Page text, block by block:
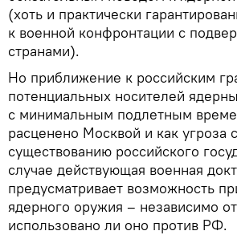
(хоть и практически
к военной конфронтации с
странами).
Но приближение к российским
потенциальных носителей
с минимальным подлетным
расценено Москвой и как угроза
существованию российского
случае действующая военная
предусматривает возможность
ядерного оружия – независимо
использовано ли оно против РФ.